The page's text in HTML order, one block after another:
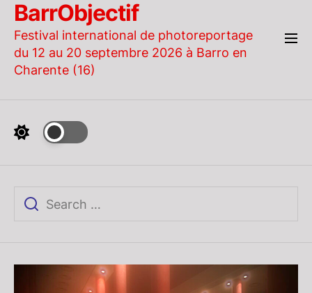
Skip
the
content
BarrObjectif
Festival international de photoreportage
du 12 au 20 septembre 2026 à Barro en
Charente (16)